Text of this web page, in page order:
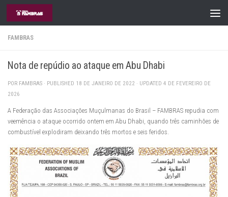
Skip to content
FAMBRAS
Nota de repúdio ao ataque em Abu Dhabi
POR FAMBRAS · PUBLISHED 18 DE JANEIRO DE 2022 · UPDATED 4 DE FEVEREIRO DE
2026
A Federação das Associações Muçulmanas do Brasil – FAMBRAS repudia com
veemência o ataque ocorrido ontem em Abu Dhabi, quando três caminhões de
combustível explodiram deixando três mortos e seis feridos.